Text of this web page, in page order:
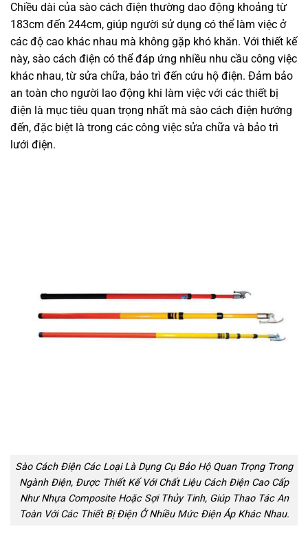
Chiều dài của sào cách điện thường dao động khoảng từ
183cm đến 244cm, giúp người sử dụng có thể làm việc ở
các độ cao khác nhau mà không gặp khó khăn. Với thiết kế
này, sào cách điện có thể đáp ứng nhiều nhu cầu công việc
khác nhau, từ sửa chữa, bảo trì đến cứu hộ điện. Đảm bảo
an toàn cho người lao động khi làm việc với các thiết bị
điện là mục tiêu quan trọng nhất mà sào cách điện hướng
đến, đặc biệt là trong các công việc sửa chữa và bảo trì
lưới điện.
Sào Cách Điện Các Loại Là Dụng Cụ Bảo Hộ Quan Trọng Trong
Ngành Điện, Được Thiết Kế Với Chất Liệu Cách Điện Cao Cấp
Như Nhựa Composite Hoặc Sợi Thủy Tinh, Giúp Thao Tác An
Toàn Với Các Thiết Bị Điện Ở Nhiều Mức Điện Áp Khác Nhau.